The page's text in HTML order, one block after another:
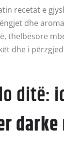
recetat e
dhe
thelbësore
dhe i
ditë:
darke